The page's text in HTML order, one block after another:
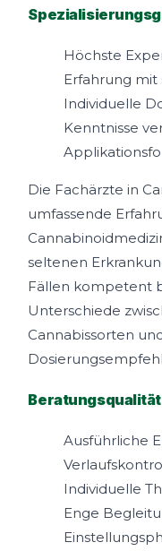
Höchste
Erfahrung
Individuelle
Kenntnisse
Die Fachärzte in
umfassende
seltenen
Fällen kompetent
Unterschiede
Cannabissorten
Beratungsqualität
Ausführliche
Individuelle
Enge